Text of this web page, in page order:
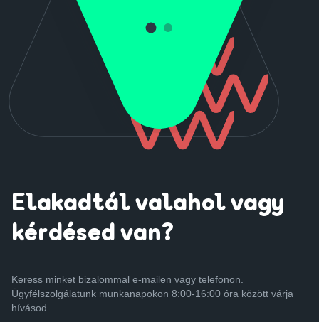
Elakadtál valahol vagy
kérdésed van?
Keress minket bizalommal e-mailen vagy telefonon.
Ügyfélszolgálatunk munkanapokon 8:00-16:00 óra között várja
hívásod.